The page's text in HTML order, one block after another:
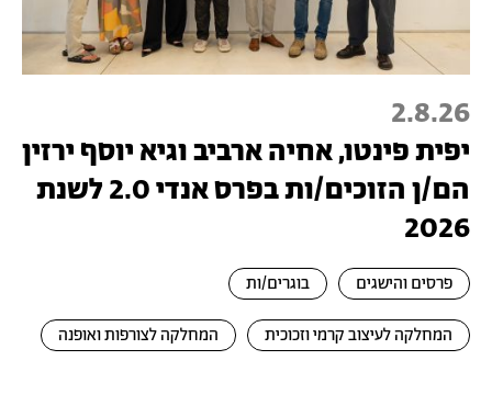
2.8.26
יפית פינטו, אחיה ארביב וגיא יוסף ירזין
הם/ן הזוכים/ות בפרס אנדי 2.0 לשנת
2026
פרסים והישגים בוגרים/ות
המחלקה לעיצוב קרמי וזכוכית המחלקה לצורפות ואופנה